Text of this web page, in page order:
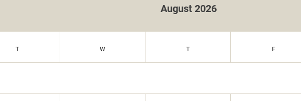
August 2026
T W T F